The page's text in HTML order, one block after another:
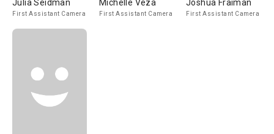
Julia Seidman
First Assistant Camera
Michelle Veza
First Assistant Camera
Joshua Fraiman
First Assistant Camera